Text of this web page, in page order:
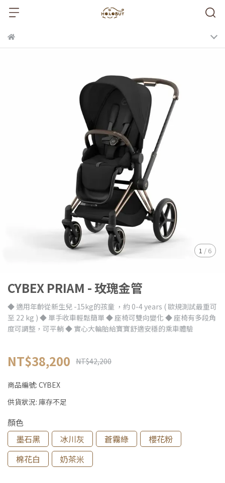
1 / 6
CYBEX PRIAM - 玫瑰金管
◆ 適用年齡從新生兒 -15kg的孩童 ，約 0-4 years ( 歐規測試最重可
至 22 kg ) ◆ 單手收車輕鬆簡單 ◆ 座椅可雙向變化 ◆ 座椅有多段角
度可調整，可平躺 ◆ 實心大輪胎給寶寶舒適安穩的乘車體驗
NT$38,200 NT$42,200
商品編號: CYBEX
供貨狀況: 庫存不足
顏色
墨石黑
冰川灰 蒼霧綠
櫻花粉
棉花白
奶茶米